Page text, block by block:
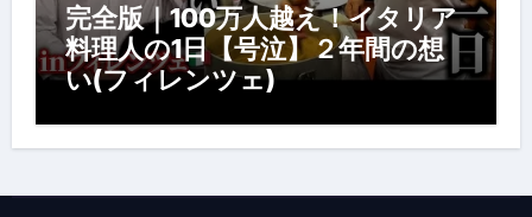
完全版｜100万人越え！イタリア
料理人の1日【号泣】２年間の想
い(フィレンツェ)